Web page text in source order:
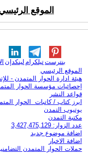
الموقع
لينكدإن تيلكرامبنترست
الموقع الرئيسي
هيئة ادارة الحوار المتمدن -
إحصائيات مؤسسة الحوار
قواعد النشر
ابرز كتاب / كاتبات الحوار
يوتيوب التمدن
مكتبة التمدن
عدد الزوار: 3,427,475,129
اضافة موضوع جديد
اضافة الاخبار
حملات الحوار المتمدن